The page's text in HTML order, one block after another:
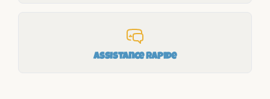
Assistance rapide